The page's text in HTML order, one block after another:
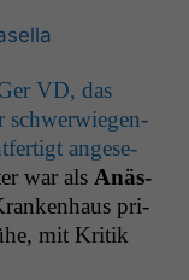
VD, das
schw­er­wiegen­
ange­se­
war als Anäs­
pri­
mit Kri­tik